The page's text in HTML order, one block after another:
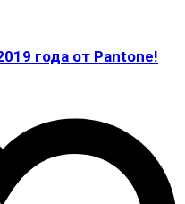
года от Pantone!